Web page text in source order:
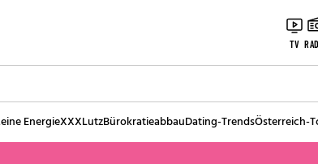
TV
EnergieXXXLutzBürokratieabbauDating-TrendsÖsterreich-